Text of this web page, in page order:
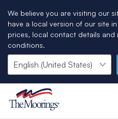
We believe you are visiting our
have a local version of our site
prices, local contact details and
conditions.